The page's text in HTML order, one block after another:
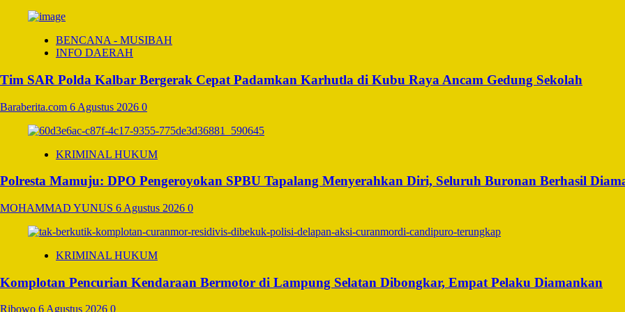
BENCANA - MUSIBAH
INFO DAERAH
Tim SAR Polda Kalbar Bergerak Cepat Padamkan Karhutla di Kubu Raya Ancam Gedung Sekolah
Baraberita.com 6 Agustus 2026 0
KRIMINAL HUKUM
Polresta Mamuju: DPO Pengeroyokan SPBU Tapalang Menyerahkan Diri, Seluruh Buronan Berhasil
MOHAMMAD YUNUS 6 Agustus 2026 0
KRIMINAL HUKUM
Komplotan Pencurian Kendaraan Bermotor di Lampung Selatan Dibongkar, Empat Pelaku Diamankan
Ribowo 6 Agustus 2026 0